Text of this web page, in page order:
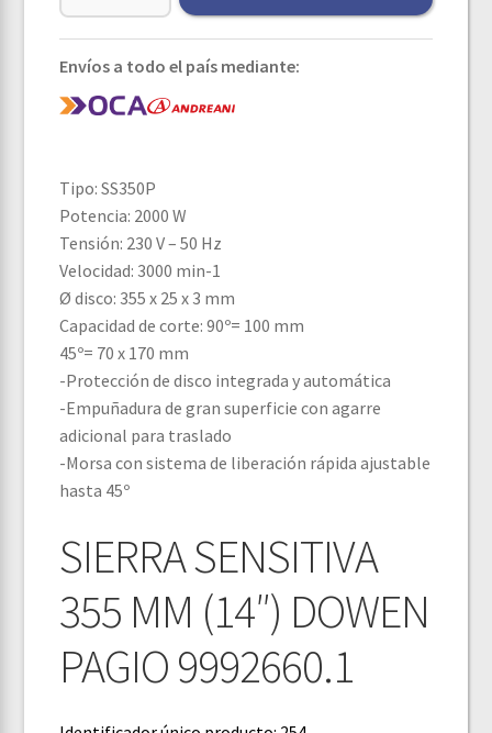
Envíos a todo el país mediante:
Tipo: SS350P
Potencia: 2000 W
Tensión: 230 V – 50 Hz
Velocidad: 3000 min-1
Ø disco: 355 x 25 x 3 mm
Capacidad de corte: 90º= 100 mm
45º= 70 x 170 mm
-Protección de disco integrada y automática
-Empuñadura de gran superficie con agarre
adicional para traslado
-Morsa con sistema de liberación rápida ajustable
hasta 45º
SIERRA SENSITIVA
355 MM (14″) DOWEN
PAGIO 9992660.1